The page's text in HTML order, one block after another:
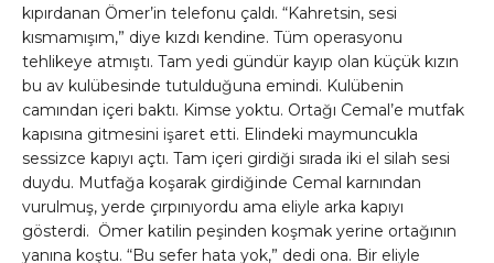
kıpırdanan Ömer’in telefonu çaldı. “Kahretsin, sesi
kısmamışım,” diye kızdı kendine. Tüm operasyonu
tehlikeye atmıştı. Tam yedi gündür kayıp olan küçük kızın
bu av kulübesinde tutulduğuna emindi. Kulübenin
camından içeri baktı. Kimse yoktu. Ortağı Cemal’e mutfak
kapısına gitmesini işaret etti. Elindeki maymuncukla
sessizce kapıyı açtı. Tam içeri girdiği sırada iki el silah sesi
duydu. Mutfağa koşarak girdiğinde Cemal karnından
vurulmuş, yerde çırpınıyordu ama eliyle arka kapıyı
gösterdi. Ömer katilin peşinden koşmak yerine ortağının
yanına koştu. “Bu sefer hata yok,” dedi ona. Bir eliyle